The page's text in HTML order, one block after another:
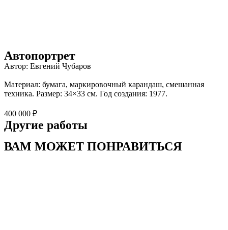
Автопортрет
Автор: Евгений Чубаров
Материал: бумага, маркировочный карандаш, смешанная
техника. Размер: 34×33 см. Год создания: 1977.
400 000 ₽
Другие работы
ВАМ МОЖЕТ ПОНРАВИТЬСЯ